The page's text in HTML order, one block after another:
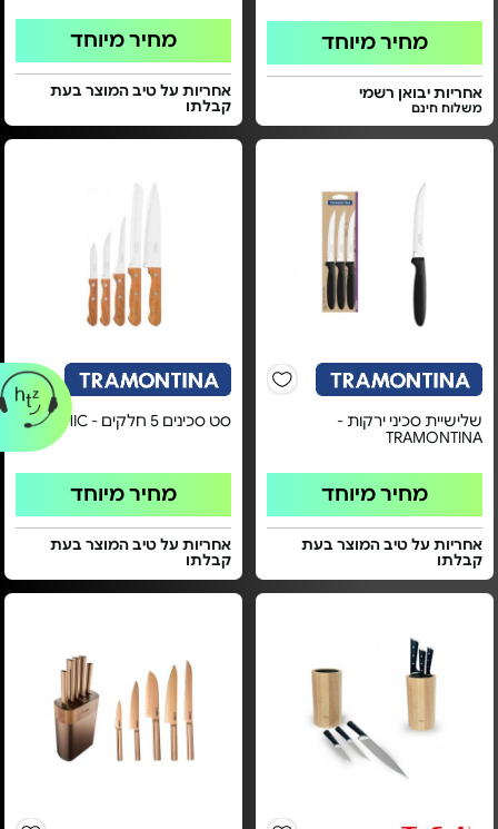
מחיר מיוחד
אחריות יבואן רשמי
משלוח חינם
מחיר מיוחד
אחריות על טיב המוצר בעת
קבלתו
שלישיית סכיני ירקות -
TRAMONTINA
מחיר מיוחד
אחריות על טיב המוצר בעת
קבלתו
סט סכינים 5 חלקים - DYNAMIC
מחיר מיוחד
אחריות על טיב המוצר בעת
קבלתו